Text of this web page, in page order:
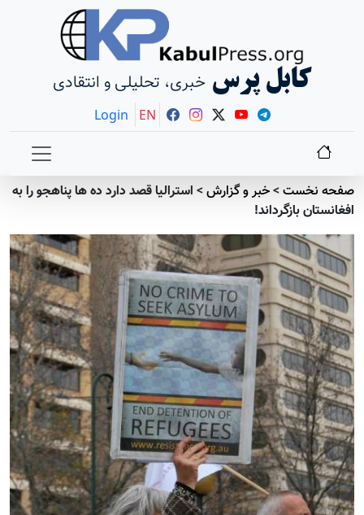
کابل پرس خبری، تحلیلی و انتقادی
Login EN
صفحه نخست>خبر و گزارش> استرالیا قصد دارد ده ها پناهجو را به
افغانستان بازگرداند!